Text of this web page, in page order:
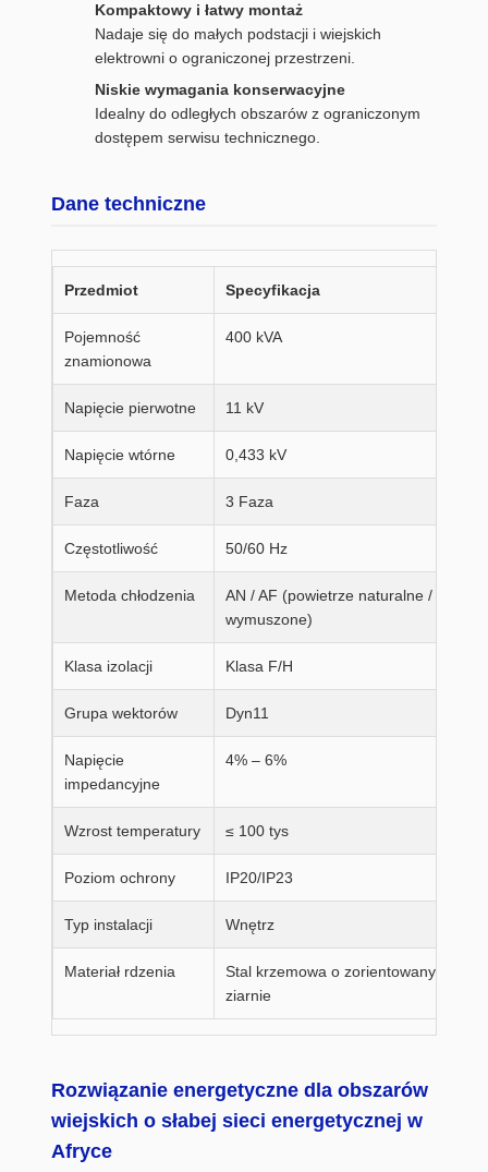
Kompaktowy i łatwy montaż
Nadaje się do małych podstacji i wiejskich
elektrowni o ograniczonej przestrzeni.
Niskie wymagania konserwacyjne
Idealny do odległych obszarów z ograniczonym
dostępem serwisu technicznego.
Dane techniczne
Przedmiot Specyfikacja
Pojemność
znamionowa
400 kVA
Napięcie pierwotne 11 kV
Napięcie wtórne 0,433 kV
Faza 3 Faza
Częstotliwość 50/60 Hz
Metoda chłodzenia
AN / AF (powietrze naturalne /
wymuszone)
Klasa izolacji Klasa F/H
Grupa wektorów Dyn11
Napięcie
impedancyjne
4% – 6%
Wzrost temperatury ≤ 100 tys
Poziom ochrony IP20/IP23
Typ instalacji Wnętrz
Materiał rdzenia
Stal krzemowa o zorientowanym
ziarnie
Rozwiązanie energetyczne dla obszarów
wiejskich o słabej sieci energetycznej w
Afryce